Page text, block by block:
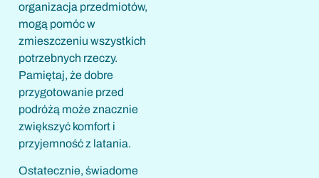
organizacja przedmiotów,
mogą pomóc w
zmieszczeniu wszystkich
potrzebnych rzeczy.
Pamiętaj, że dobre
przygotowanie przed
podróżą może znacznie
zwiększyć komfort i
przyjemność z latania.
Ostatecznie, świadome